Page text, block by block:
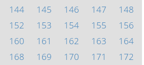
144 145 146 147
148
152 153 154 155
156
160 161 162 163
164
168 169 170 171
172